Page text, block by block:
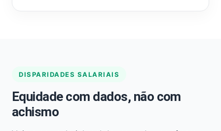
DISPARIDADES SALARIAIS
Equidade com dados, não com
achismo